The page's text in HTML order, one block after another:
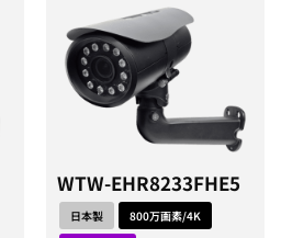
WTW-EHR8233FHE5
日本製
800万画素/4K